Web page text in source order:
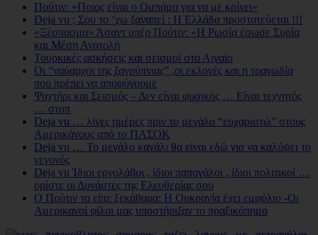
Πούτιν: «Ποιος είναι ο Ομπάμα για να με κρίνει»
Deja vu ; Σου το ‘χω ξαναπεί : Η Ελλάδα προστατεύεται !!!
«Ξέσπασμα» Άσαντ υπέρ Πούτιν: «Η Ρωσία έσωσε Συρία
και Μέση Ανατολή
Τουρκικές ασκήσεις και σεισμοί στο Αιγαίο
Οι “ναύαρχοι της ξαγρύπνιας” ,οι εκλογές και η τραγωδία
που πρέπει να αποφύγουμε
Ψαχτήρι και Σεισμός – Δεν είναι φυσικός … Είναι τεχνητός
… στοπ
Deja vu … λίγες ημέρες πριν το μεγάλο “ευχαριστώ” στους
Αμερικάνους από το ΠΑΣΟΚ
Deja vu … Το μεγάλο κανάλι θα είναι εδώ για να καλύψει το
γεγονός
Deja vu Ίδιοι εργολάβοι , ίδιοι παπαγάλοι , ίδιοι πολιτικοί …
ορίστε οι Δυνάστες της Ελευθερίας σου
Ο Πούτιν το είπε ξεκάθαρα: Η Ουκρανία έχει εμφύλιο -Οι
Αμερικανοί φίλοι μας υποστήριξαν το πραξικόπημα